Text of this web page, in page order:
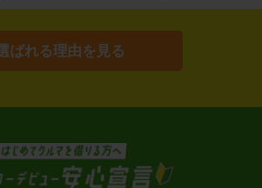
ばれる理由を見る